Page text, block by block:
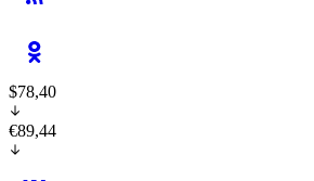
$78,40
€89,44